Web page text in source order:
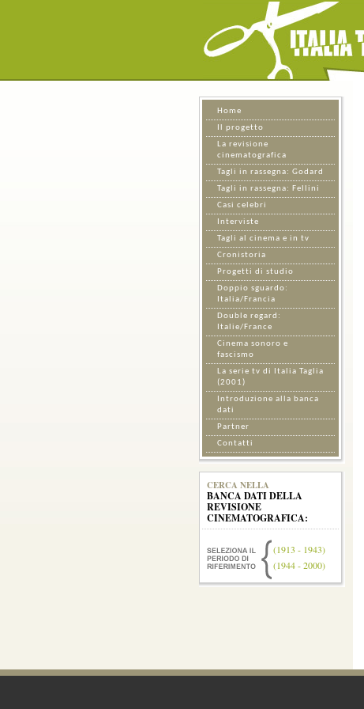
Home
Il progetto
La revisione
cinematografica
Tagli in rassegna: Godard
Tagli in rassegna: Fellini
Casi celebri
Interviste
Tagli al cinema e in tv
Cronistoria
Progetti di studio
Doppio sguardo:
Italia/Francia
Double regard:
Italie/France
Cinema sonoro e
fascismo
La serie tv di Italia Taglia
(2001)
Introduzione alla banca
dati
Partner
Contatti
CERCA NELLA
BANCA DATI DELLA
REVISIONE
CINEMATOGRAFICA:
(1913 - 1943)
(1944 - 2000)